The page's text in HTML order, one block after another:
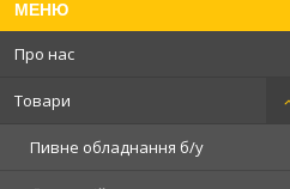
Про нас
Товари
Пивне обладнання б/у